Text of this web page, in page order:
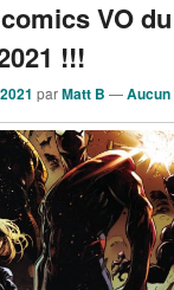
VO
!!!
parMatt B —Aucun